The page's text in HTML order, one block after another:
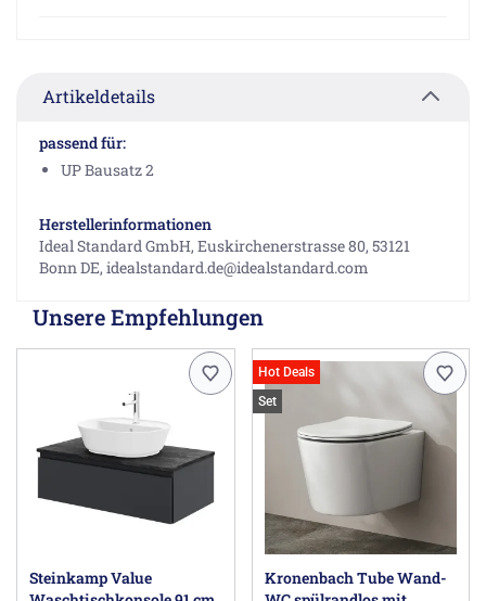
Artikeldetails
passend für:
UP Bausatz 2
Herstellerinformationen
Ideal Standard GmbH, Euskirchenerstrasse 80, 53121
Bonn DE, idealstandard.de@idealstandard.com
Unsere Empfehlungen
Steinkamp Value
Hot Deals
Set
Kronenbach Tube Wand-